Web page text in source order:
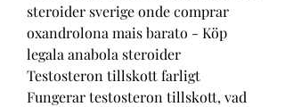
steroider sverige onde comprar
oxandrolona mais barato - Köp
legala anabola steroider
Testosteron tillskott farligt
Fungerar testosteron tillskott, vad